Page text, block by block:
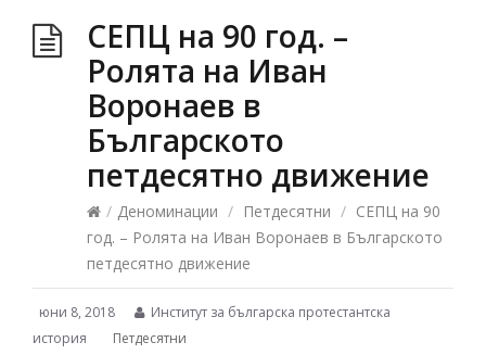
СЕПЦ на 90 год. –
Ролята на Иван
Воронаев в
Българското
петдесятно движение
/ Деноминации / Петдесятни / СЕПЦ на 90
год. – Ролята на Иван Воронаев в Българското
петдесятно движение
юни 8, 2018
Институт за българска протестантска
история
Петдесятни